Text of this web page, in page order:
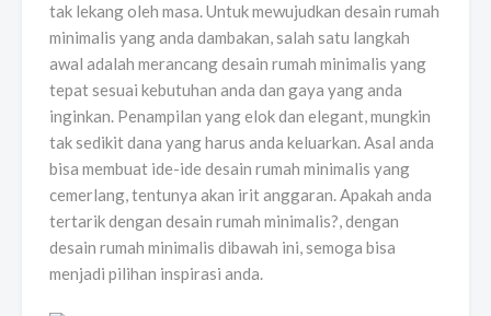
tak lekang oleh masa. Untuk mewujudkan desain rumah
minimalis yang anda dambakan, salah satu langkah
awal adalah merancang desain rumah minimalis yang
tepat sesuai kebutuhan anda dan gaya yang anda
inginkan. Penampilan yang elok dan elegant, mungkin
tak sedikit dana yang harus anda keluarkan. Asal anda
bisa membuat ide-ide desain rumah minimalis yang
cemerlang, tentunya akan irit anggaran. Apakah anda
tertarik dengan desain rumah minimalis?, dengan
desain rumah minimalis dibawah ini, semoga bisa
menjadi pilihan inspirasi anda.